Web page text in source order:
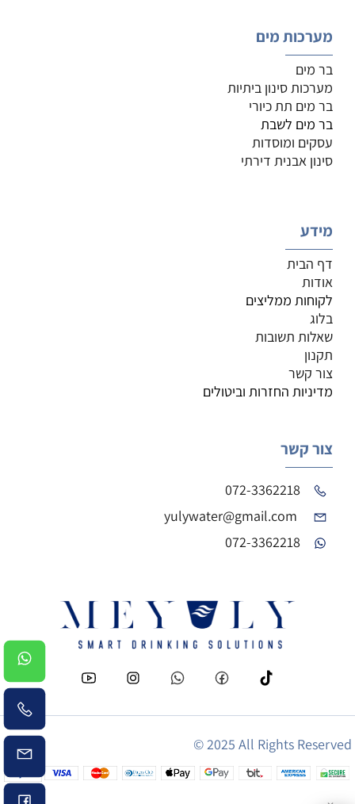
מערכות מים
בר מים
מערכות סינון ביתיות
בר מים תת כיורי
בר מים לשבת
עסקים ומוסדות
סינון אבנית דירתי
מידע
דף הבית
אודות
לקוחות ממליצים
בלוג
שאלות תשובות
תקנון
צור קשר
מדיניות החזרות וביטולים
צור קשר
072-3362218
072-3362218
© 2025 All Rights Reserved